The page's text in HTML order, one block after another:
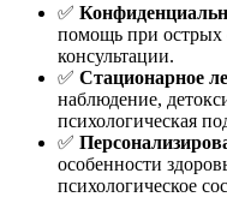
✅
помощь при острых
консультации.
✅ Стационарное
наблюдение,
психологическая
✅
особенности
психологическое